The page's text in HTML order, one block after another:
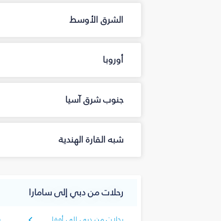
الشرق الأوسط
أوروبا
جنوب شرق آسيا
شبه القارة الهندية
رحلات من دبي إلى سامارا